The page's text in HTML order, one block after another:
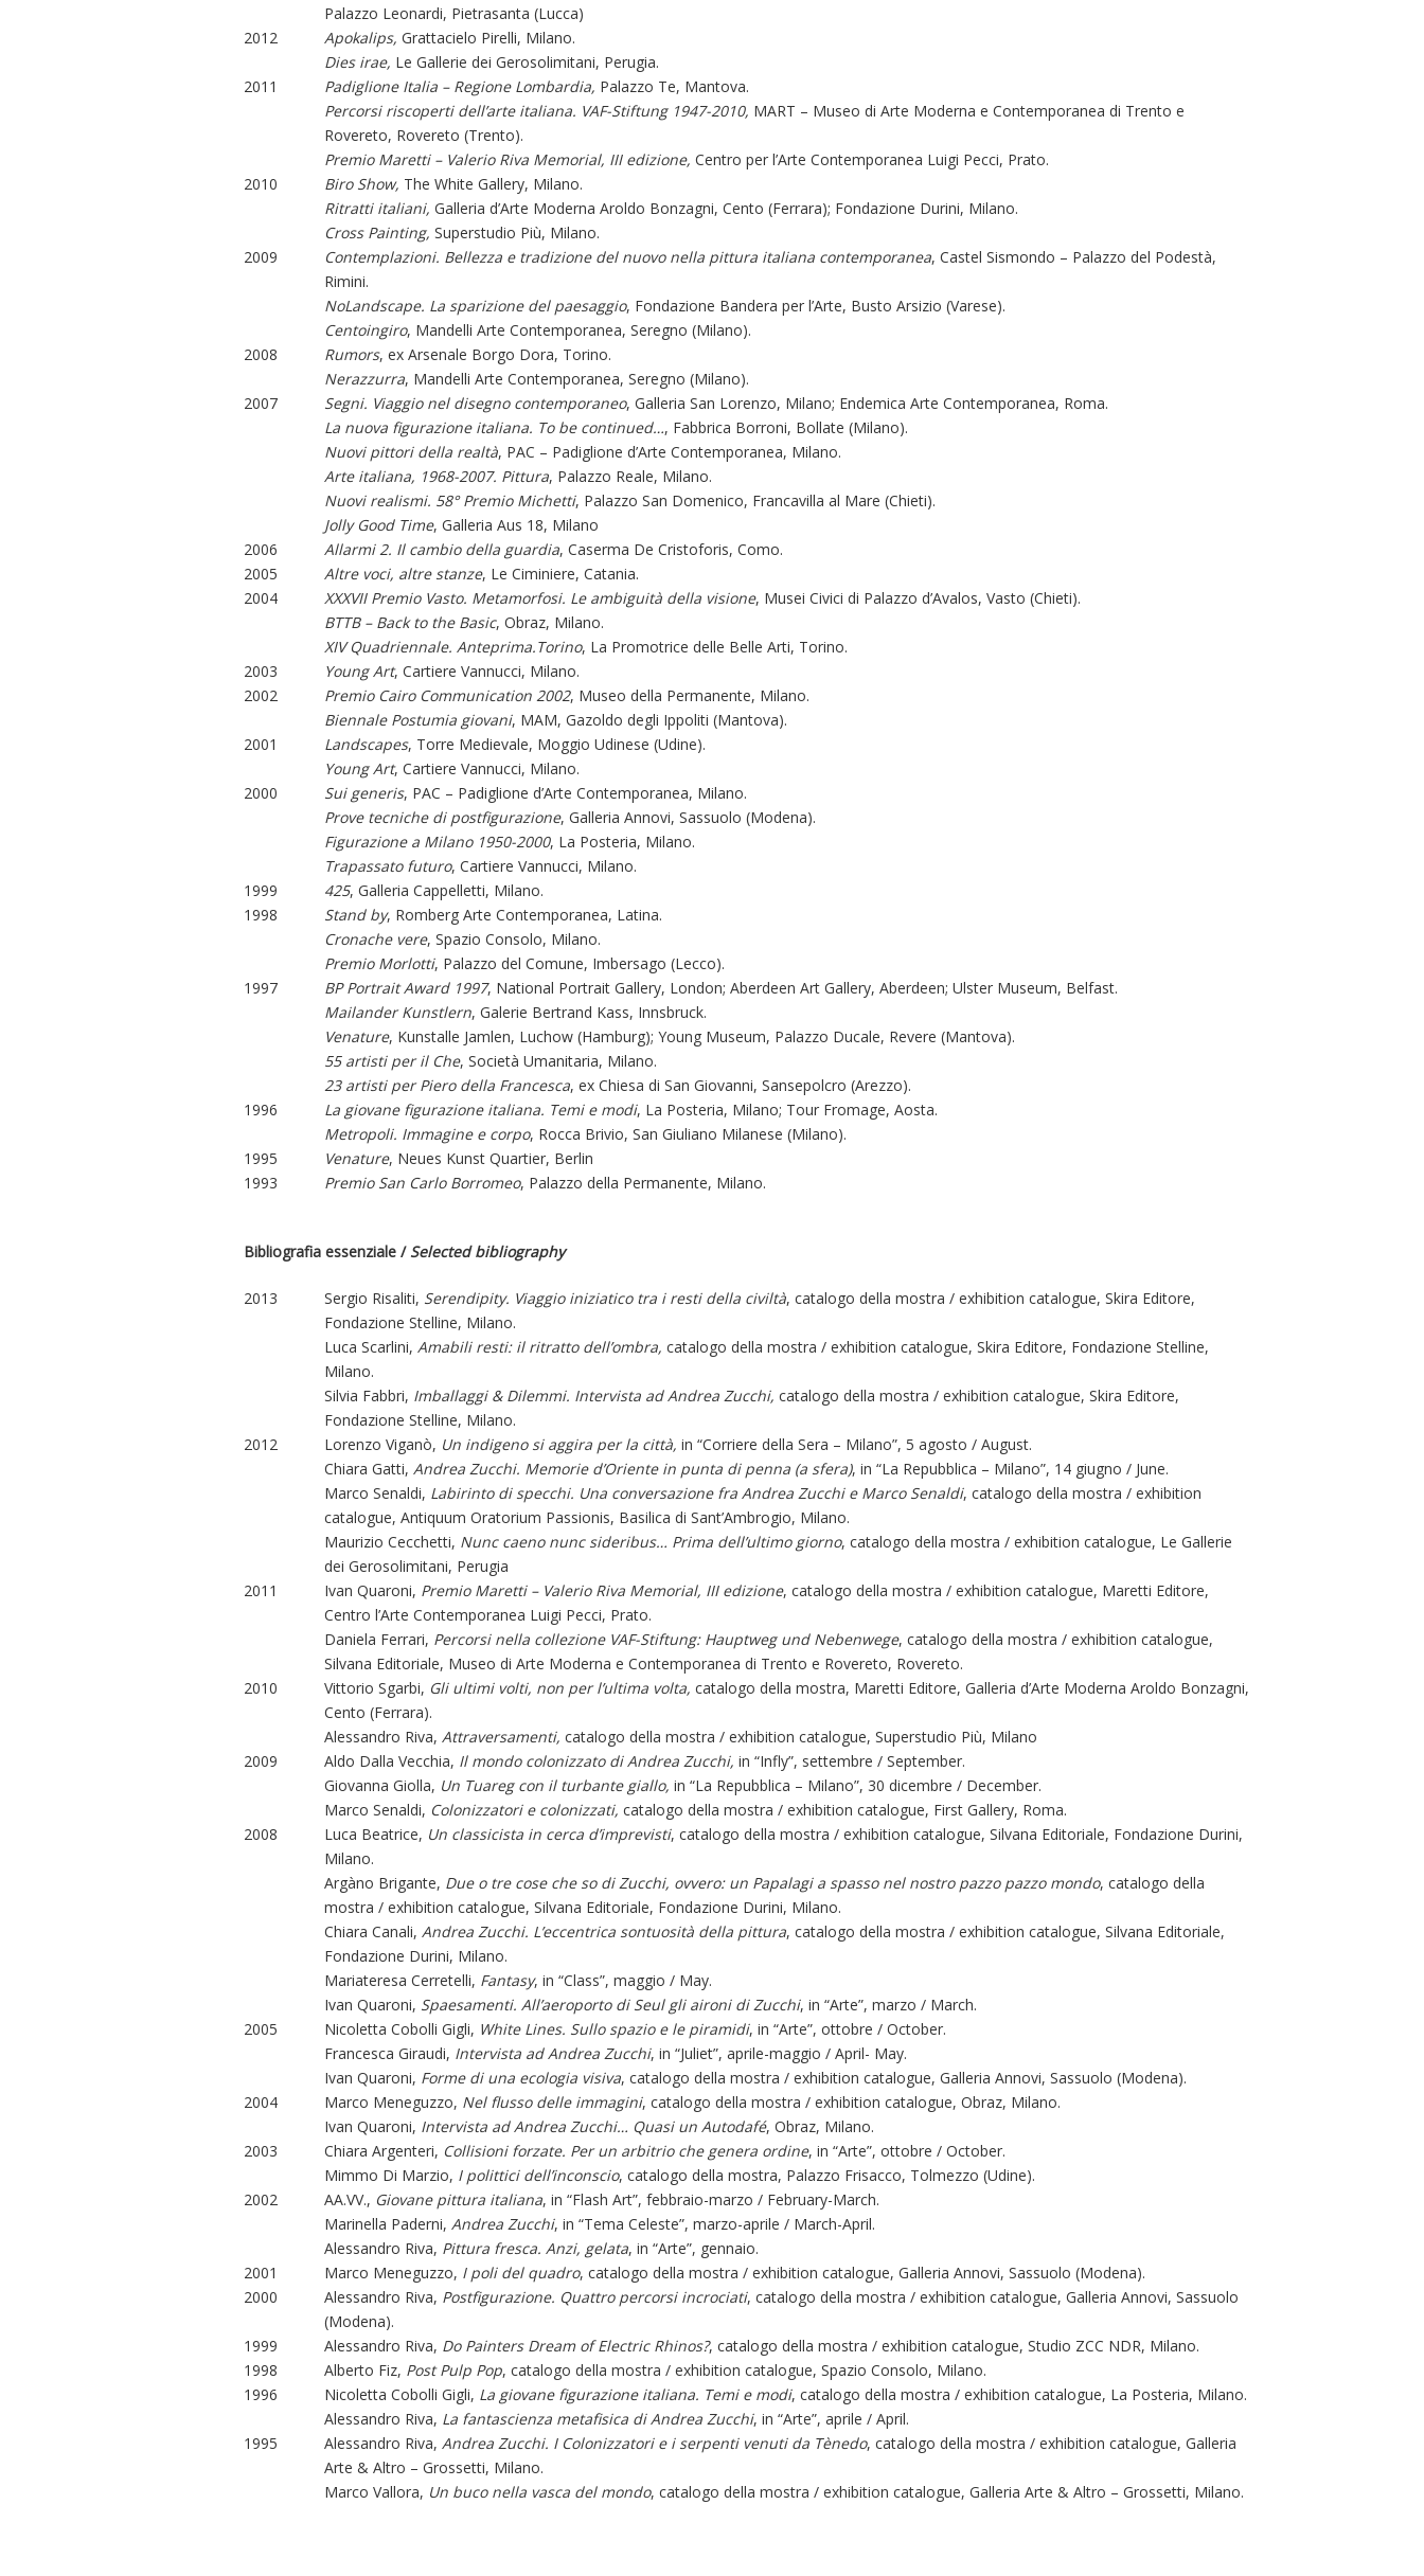
Palazzo Leonardi, Pietrasanta (Lucca)
2012
Apokalips, Grattacielo Pirelli, Milano.
Dies irae, Le Gallerie dei Gerosolimitani, Perugia.
2011
Padiglione Italia – Regione Lombardia, Palazzo Te, Mantova.
Percorsi riscoperti dell’arte italiana. VAF-Stiftung 1947-2010, MART – Museo di Arte Moderna e Contemporanea di Trento e
Rovereto, Rovereto (Trento).
Premio Maretti – Valerio Riva Memorial, III edizione, Centro per l’Arte Contemporanea Luigi Pecci, Prato.
2010
Biro Show, The White Gallery, Milano.
Ritratti italiani, Galleria d’Arte Moderna Aroldo Bonzagni, Cento (Ferrara); Fondazione Durini, Milano.
Cross Painting, Superstudio Più, Milano.
2009
Contemplazioni. Bellezza e tradizione del nuovo nella pittura italiana contemporanea, Castel Sismondo – Palazzo del Podestà,
Rimini.
NoLandscape. La sparizione del paesaggio, Fondazione Bandera per l’Arte, Busto Arsizio (Varese).
Centoingiro, Mandelli Arte Contemporanea, Seregno (Milano).
2008
Rumors, ex Arsenale Borgo Dora, Torino.
Nerazzurra, Mandelli Arte Contemporanea, Seregno (Milano).
2007
Segni. Viaggio nel disegno contemporaneo, Galleria San Lorenzo, Milano; Endemica Arte Contemporanea, Roma.
La nuova figurazione italiana. To be continued…, Fabbrica Borroni, Bollate (Milano).
Nuovi pittori della realtà, PAC – Padiglione d’Arte Contemporanea, Milano.
Arte italiana, 1968-2007. Pittura, Palazzo Reale, Milano.
Nuovi realismi. 58° Premio Michetti, Palazzo San Domenico, Francavilla al Mare (Chieti).
Jolly Good Time, Galleria Aus 18, Milano
2006
Allarmi 2. Il cambio della guardia, Caserma De Cristoforis, Como.
2005
Altre voci, altre stanze, Le Ciminiere, Catania.
2004
XXXVII Premio Vasto. Metamorfosi. Le ambiguità della visione, Musei Civici di Palazzo d’Avalos, Vasto (Chieti).
BTTB – Back to the Basic, Obraz, Milano.
XIV Quadriennale. Anteprima.Torino, La Promotrice delle Belle Arti, Torino.
2003
Young Art, Cartiere Vannucci, Milano.
2002
Premio Cairo Communication 2002, Museo della Permanente, Milano.
Biennale Postumia giovani, MAM, Gazoldo degli Ippoliti (Mantova).
2001
Landscapes, Torre Medievale, Moggio Udinese (Udine).
Young Art, Cartiere Vannucci, Milano.
2000
Sui generis, PAC – Padiglione d’Arte Contemporanea, Milano.
Prove tecniche di postfigurazione, Galleria Annovi, Sassuolo (Modena).
Figurazione a Milano 1950-2000, La Posteria, Milano.
Trapassato futuro, Cartiere Vannucci, Milano.
1999
425, Galleria Cappelletti, Milano.
1998
Stand by, Romberg Arte Contemporanea, Latina.
Cronache vere, Spazio Consolo, Milano.
Premio Morlotti, Palazzo del Comune, Imbersago (Lecco).
1997
BP Portrait Award 1997, National Portrait Gallery, London; Aberdeen Art Gallery, Aberdeen; Ulster Museum, Belfast.
Mailander Kunstlern, Galerie Bertrand Kass, Innsbruck.
Venature, Kunstalle Jamlen, Luchow (Hamburg); Young Museum, Palazzo Ducale, Revere (Mantova).
55 artisti per il Che, Società Umanitaria, Milano.
23 artisti per Piero della Francesca, ex Chiesa di San Giovanni, Sansepolcro (Arezzo).
1996
La giovane figurazione italiana. Temi e modi, La Posteria, Milano; Tour Fromage, Aosta.
Metropoli. Immagine e corpo, Rocca Brivio, San Giuliano Milanese (Milano).
1995
Venature, Neues Kunst Quartier, Berlin
1993
Premio San Carlo Borromeo, Palazzo della Permanente, Milano.
Bibliografia essenziale / Selected bibliography
2013 Sergio Risaliti, Serendipity. Viaggio iniziatico tra i resti della civiltà, catalogo della mostra / exhibition catalogue, Skira Editore,
Fondazione Stelline, Milano.
Luca Scarlini, Amabili resti: il ritratto dell’ombra, catalogo della mostra / exhibition catalogue, Skira Editore, Fondazione Stelline,
Milano.
Silvia Fabbri, Imballaggi & Dilemmi. Intervista ad Andrea Zucchi, catalogo della mostra / exhibition catalogue, Skira Editore,
Fondazione Stelline, Milano.
2012
Lorenzo Viganò, Un indigeno si aggira per la città, in “Corriere della Sera – Milano”, 5 agosto / August.
Chiara Gatti, Andrea Zucchi. Memorie d’Oriente in punta di penna (a sfera), in “La Repubblica – Milano”, 14 giugno / June.
Marco Senaldi, Labirinto di specchi. Una conversazione fra Andrea Zucchi e Marco Senaldi, catalogo della mostra / exhibition
catalogue, Antiquum Oratorium Passionis, Basilica di Sant’Ambrogio, Milano.
Maurizio Cecchetti, Nunc caeno nunc sideribus… Prima dell’ultimo giorno, catalogo della mostra / exhibition catalogue, Le Gallerie
dei Gerosolimitani, Perugia
2011
Ivan Quaroni, Premio Maretti – Valerio Riva Memorial, III edizione, catalogo della mostra / exhibition catalogue, Maretti Editore,
Centro l’Arte Contemporanea Luigi Pecci, Prato.
Daniela Ferrari, Percorsi nella collezione VAF-Stiftung: Hauptweg und Nebenwege, catalogo della mostra / exhibition catalogue,
Silvana Editoriale, Museo di Arte Moderna e Contemporanea di Trento e Rovereto, Rovereto.
2010
Vittorio Sgarbi, Gli ultimi volti, non per l’ultima volta, catalogo della mostra, Maretti Editore, Galleria d’Arte Moderna Aroldo Bonzagni,
Cento (Ferrara).
Alessandro Riva, Attraversamenti, catalogo della mostra / exhibition catalogue, Superstudio Più, Milano
2009
Aldo Dalla Vecchia, Il mondo colonizzato di Andrea Zucchi, in “Infly”, settembre / September.
Giovanna Giolla, Un Tuareg con il turbante giallo, in “La Repubblica – Milano”, 30 dicembre / December.
Marco Senaldi, Colonizzatori e colonizzati, catalogo della mostra / exhibition catalogue, First Gallery, Roma.
2008
Luca Beatrice, Un classicista in cerca d’imprevisti, catalogo della mostra / exhibition catalogue, Silvana Editoriale, Fondazione Durini,
Milano.
Argàno Brigante, Due o tre cose che so di Zucchi, ovvero: un Papalagi a spasso nel nostro pazzo pazzo mondo, catalogo della
mostra / exhibition catalogue, Silvana Editoriale, Fondazione Durini, Milano.
Chiara Canali, Andrea Zucchi. L’eccentrica sontuosità della pittura, catalogo della mostra / exhibition catalogue, Silvana Editoriale,
Fondazione Durini, Milano.
Mariateresa Cerretelli, Fantasy, in “Class”, maggio / May.
Ivan Quaroni, Spaesamenti. All’aeroporto di Seul gli aironi di Zucchi, in “Arte”, marzo / March.
2005
Nicoletta Cobolli Gigli, White Lines. Sullo spazio e le piramidi, in “Arte”, ottobre / October.
Francesca Giraudi, Intervista ad Andrea Zucchi, in “Juliet”, aprile-maggio / April- May.
Ivan Quaroni, Forme di una ecologia visiva, catalogo della mostra / exhibition catalogue, Galleria Annovi, Sassuolo (Modena).
2004
Marco Meneguzzo, Nel flusso delle immagini, catalogo della mostra / exhibition catalogue, Obraz, Milano.
Ivan Quaroni, Intervista ad Andrea Zucchi… Quasi un Autodafé, Obraz, Milano.
2003
Chiara Argenteri, Collisioni forzate. Per un arbitrio che genera ordine, in “Arte”, ottobre / October.
Mimmo Di Marzio, I polittici dell’inconscio, catalogo della mostra, Palazzo Frisacco, Tolmezzo (Udine).
2002
AA.VV., Giovane pittura italiana, in “Flash Art”, febbraio-marzo / February-March.
Marinella Paderni, Andrea Zucchi, in “Tema Celeste”, marzo-aprile / March-April.
Alessandro Riva, Pittura fresca. Anzi, gelata, in “Arte”, gennaio.
2001
Marco Meneguzzo, I poli del quadro, catalogo della mostra / exhibition catalogue, Galleria Annovi, Sassuolo (Modena).
2000
Alessandro Riva, Postfigurazione. Quattro percorsi incrociati, catalogo della mostra / exhibition catalogue, Galleria Annovi, Sassuolo
(Modena).
1999
Alessandro Riva, Do Painters Dream of Electric Rhinos?, catalogo della mostra / exhibition catalogue, Studio ZCC NDR, Milano.
1998
Alberto Fiz, Post Pulp Pop, catalogo della mostra / exhibition catalogue, Spazio Consolo, Milano.
1996
Nicoletta Cobolli Gigli, La giovane figurazione italiana. Temi e modi, catalogo della mostra / exhibition catalogue, La Posteria, Milano.
Alessandro Riva, La fantascienza metafisica di Andrea Zucchi, in “Arte”, aprile / April.
1995
Alessandro Riva, Andrea Zucchi. I Colonizzatori e i serpenti venuti da Tènedo, catalogo della mostra / exhibition catalogue, Galleria
Arte & Altro – Grossetti, Milano.
Marco Vallora, Un buco nella vasca del mondo, catalogo della mostra / exhibition catalogue, Galleria Arte & Altro – Grossetti, Milano.